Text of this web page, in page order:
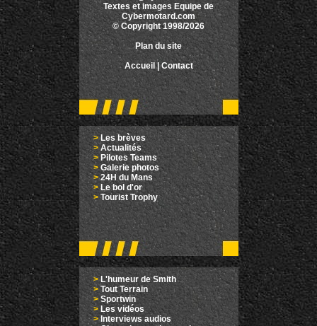
Textes et images Equipe de
Cybermotard.com
© Copyright 1998/2026
Plan du site
Accueil|Contact
>Les brèves
>Actualités
> Pilotes Teams
>Galerie photos
>24H du Mans
>Le bol d'or
> Tourist Trophy
>L'humeur de Smith
>Tout Terrain
> Sportwin
>Les vidéos
>Interviews audios